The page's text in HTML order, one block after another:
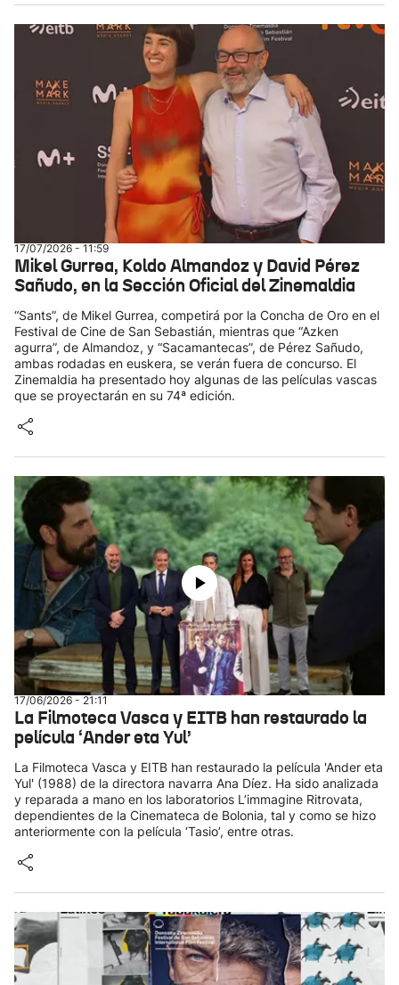
17/07/2026 - 11:59
Mikel Gurrea, Koldo Almandoz y David Pérez
Sañudo, en la Sección Oficial del Zinemaldia
“Sants”, de Mikel Gurrea, competirá por la Concha de Oro en el
Festival de Cine de San Sebastián, mientras que “Azken
agurra”, de Almandoz, y “Sacamantecas”, de Pérez Sañudo,
ambas rodadas en euskera, se verán fuera de concurso. El
Zinemaldia ha presentado hoy algunas de las películas vascas
que se proyectarán en su 74ª edición.
17/06/2026 - 21:11
La Filmoteca Vasca y EITB han restaurado la
película ‘Ander eta Yul’
La Filmoteca Vasca y EITB han restaurado la película 'Ander eta
Yul' (1988) de la directora navarra Ana Díez. Ha sido analizada
y reparada a mano en los laboratorios L’immagine Ritrovata,
dependientes de la Cinemateca de Bolonia, tal y como se hizo
anteriormente con la película ‘Tasio’, entre otras.